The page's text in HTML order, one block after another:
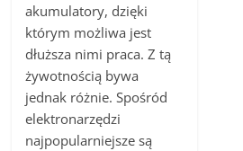
akumulatory, dzięki
którym możliwa jest
dłuższa nimi praca. Z tą
żywotnością bywa
jednak różnie. Spośród
elektronarzędzi
najpopularniejsze są